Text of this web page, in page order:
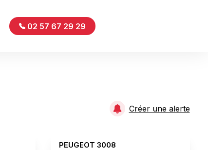
02 57 67 29 29
Créer une alerte
PEUGEOT 3008